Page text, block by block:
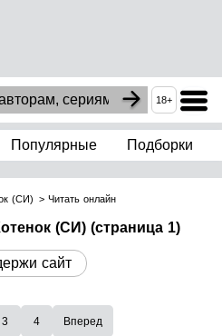
18+
Популярные Подборки
(СИ) Читать онлайн
(СИ) (страница 1)
сайт
3 4 Вперед